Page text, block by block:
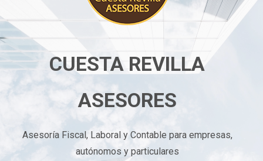
CUESTA REVILLA
ASESORES
Asesoría Fiscal, Laboral y Contable para empresas,
autónomos y particulares